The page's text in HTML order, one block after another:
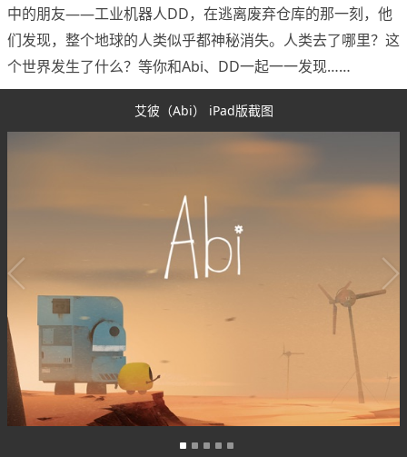
中的朋友——工业机器人DD，在逃离废弃仓库的那一刻，他
们发现，整个地球的人类似乎都神秘消失。人类去了哪里？这
个世界发生了什么？等你和Abi、DD一起一一发现……
艾彼（Abi） iPad版截图